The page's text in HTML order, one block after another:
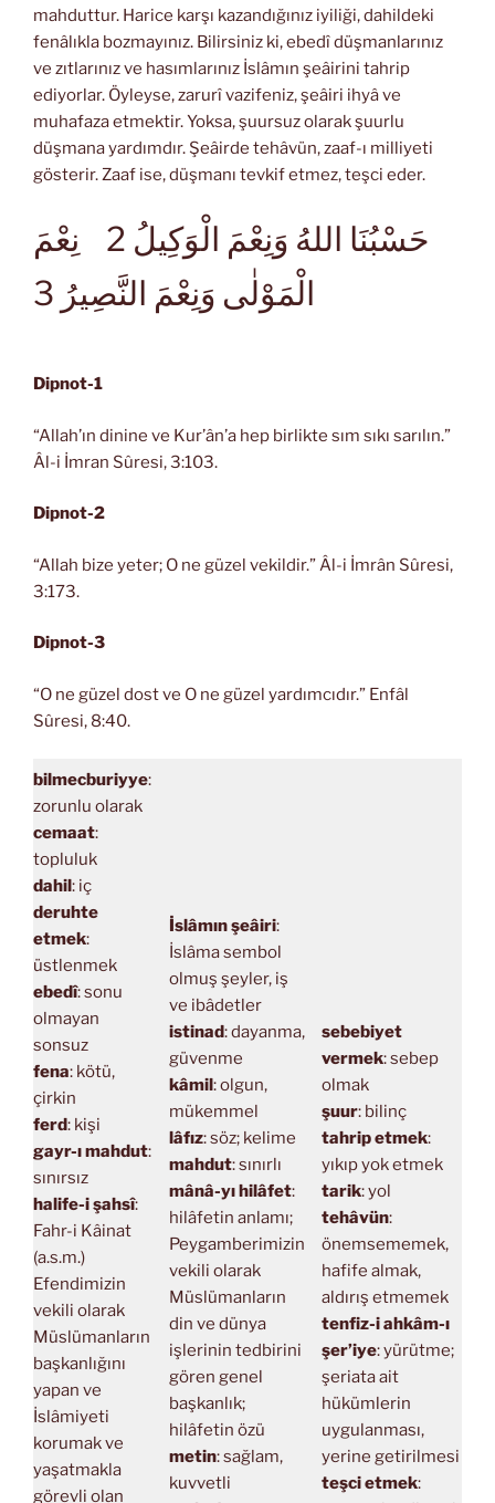
mahduttur. Harice karşı kazandığınız iyiliği, dahildeki
fenâlıkla bozmayınız. Bilirsiniz ki, ebedî düşmanlarınız
ve zıtlarınız ve hasımlarınız İslâmın şeâirini tahrip
ediyorlar. Öyleyse, zarurî vazifeniz, şeâiri ihyâ ve
muhafaza etmektir. Yoksa, şuursuz olarak şuurlu
düşmana yardımdır. Şeâirde tehâvün, zaaf-ı milliyeti
gösterir. Zaaf ise, düşmanı tevkif etmez, teşci eder.
حَسْبُنَا اللهُ وَنِعْمَ الْوَكِيلُ 2 نِعْمَ
الْمَوْلٰى وَنِعْمَ النَّصِيرُ 3
Dipnot-1
“Allah’ın dinine ve Kur’ân’a hep birlikte sım sıkı sarılın.”
Âl-i İmran Sûresi, 3:103.
Dipnot-2
“Allah bize yeter; O ne güzel vekildir.” Âl-i İmrân Sûresi,
3:173.
Dipnot-3
“O ne güzel dost ve O ne güzel yardımcıdır.” Enfâl
Sûresi, 8:40.
bilmecburiyye:
zorunlu olarak
cemaat:
topluluk
dahil: iç
deruhte
etmek:
üstlenmek
ebedî: sonu
olmayan
sonsuz
fena: kötü,
çirkin
ferd: kişi
gayr-ı mahdut:
sınırsız
halife-i şahsî:
Fahr-i Kâinat
(a.s.m.)
Efendimizin
vekili olarak
Müslümanların
başkanlığını
yapan ve
İslâmiyeti
korumak ve
yaşatmakla
görevli olan
İslâmın şeâiri:
İslâma sembol
olmuş şeyler, iş
ve ibâdetler
istinad: dayanma,
güvenme
kâmil: olgun,
mükemmel
lâfız: söz; kelime
mahdut: sınırlı
mânâ-yı hilâfet:
hilâfetin anlamı;
Peygamberimizin
vekili olarak
Müslümanların
din ve dünya
işlerinin tedbirini
gören genel
başkanlık;
hilâfetin özü
metin: sağlam,
kuvvetli
sebebiyet
vermek: sebep
olmak
şuur: bilinç
tahrip etmek:
yıkıp yok etmek
tarik: yol
tehâvün:
önemsememek,
hafife almak,
aldırış etmemek
tenfiz-i ahkâm-ı
şer’iye: yürütme;
şeriata ait
hükümlerin
uygulanması,
yerine getirilmesi
teşci etmek: